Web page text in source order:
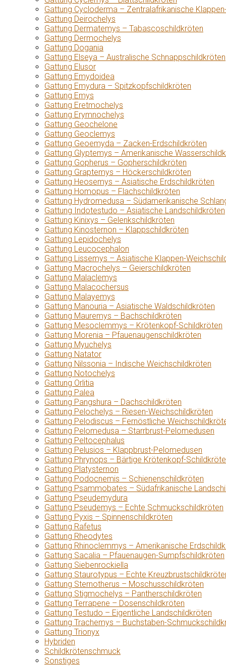
Gattung Cycloderma – Zentralafrikanische
Gattung Deirochelys
Gattung Dermatemys – Tabascoschildkröten
Gattung Dermochelys
Gattung Dogania
Gattung Elseya – Australische Schnappschildkröten
Gattung Elusor
Gattung Emydoidea
Gattung Emydura – Spitzkopfschildkröten
Gattung Emys
Gattung Eretmochelys
Gattung Erymnochelys
Gattung Geochelone
Gattung Geoclemys
Gattung Geoemyda – Zacken-Erdschildkröten
Gattung Glyptemys – Amerikanische
Gattung Gopherus – Gopherschildkröten
Gattung Graptemys – Höckerschildkröten
Gattung Heosemys – Asiatische Erdschildkröten
Gattung Homopus – Flachschildkröten
Gattung Hydromedusa – Südamerikanische
Gattung Indotestudo – Asiatische Landschildkröten
Gattung Kinixys – Gelenkschildkröten
Gattung Kinosternon – Klappschildkröten
Gattung Lepidochelys
Gattung Leucocephalon
Gattung Lissemys – Asiatische Klappen-
Gattung Macrochelys – Geierschildkröten
Gattung Malaclemys
Gattung Malacochersus
Gattung Malayemys
Gattung Manouria – Asiatische Waldschildkröten
Gattung Mauremys – Bachschildkröten
Gattung Mesoclemmys – Krötenkopf-Schildkröten
Gattung Morenia – Pfauenaugenschildkröten
Gattung Myuchelys
Gattung Natator
Gattung Nilssonia – Indische Weichschildkröten
Gattung Notochelys
Gattung Orlitia
Gattung Palea
Gattung Pangshura – Dachschildkröten
Gattung Pelochelys – Riesen-Weichschildkröten
Gattung Pelodiscus – Fernöstliche
Gattung Pelomedusa – Starrbrust-Pelomedusen
Gattung Peltocephalus
Gattung Pelusios – Klappbrust-Pelomedusen
Gattung Phrynops – Bärtige Krötenkopf-
Gattung Platysternon
Gattung Podocnemis – Schienenschildkröten
Gattung Psammobates – Südafrikanische
Gattung Pseudemydura
Gattung Pseudemys – Echte Schmuckschildkröten
Gattung Pyxis – Spinnenschildkröten
Gattung Rafetus
Gattung Rheodytes
Gattung Rhinoclemmys – Amerikanische
Gattung Sacalia – Pfauenaugen-Sumpfschildkröten
Gattung Siebenrockiella
Gattung Staurotypus – Echte
Gattung Sternotherus – Moschusschildkröten
Gattung Stigmochelys – Pantherschildkröten
Gattung Terrapene – Dosenschildkröten
Gattung Testudo – Eigentliche Landschildkröten
Gattung Trachemys – Buchstaben-
Gattung Trionyx
Hybriden
Schildkrötenschmuck
Sonstiges